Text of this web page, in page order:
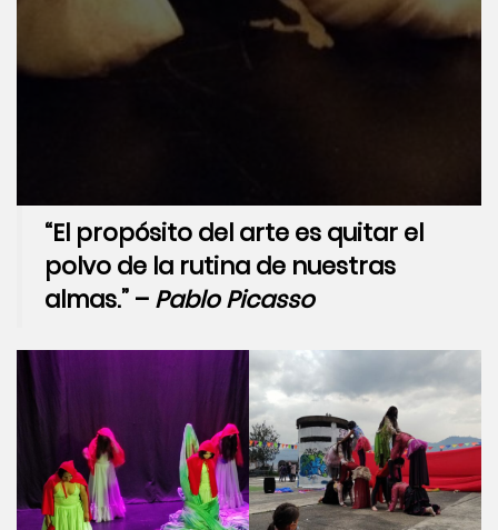
“El propósito del arte es quitar el
polvo de la rutina de nuestras
almas.” – Pablo Picasso